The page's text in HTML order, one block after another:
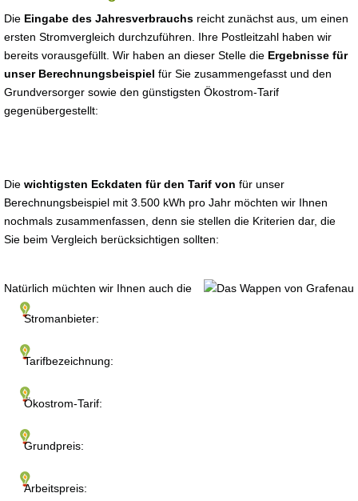
Die Eingabe des Jahresverbrauchs reicht zunächst aus, um einen
ersten Stromvergleich durchzuführen. Ihre Postleitzahl haben wir
bereits vorausgefüllt. Wir haben an dieser Stelle die Ergebnisse für
unser Berechnungsbeispiel für Sie zusammengefasst und den
Grundversorger sowie den günstigsten Ökostrom-Tarif
gegenübergestellt:
Die wichtigsten Eckdaten für den Tarif von für unser
Berechnungsbeispiel mit 3.500 kWh pro Jahr möchten wir Ihnen
nochmals zusammenfassen, denn sie stellen die Kriterien dar, die
Sie beim Vergleich berücksichtigen sollten:
Stromanbieter:
Tarifbezeichnung:
Ökostrom-Tarif:
Grundpreis:
Arbeitspreis:
Natürlich müchten wir Ihnen auch die